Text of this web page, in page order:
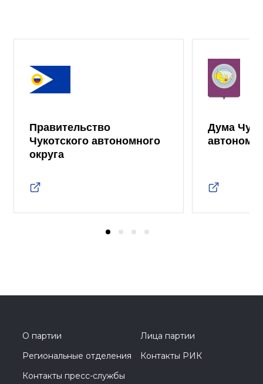
Правительство
Чукотского автономного
округа
Дума
О партии
Лица партии
Региональные отделения
Контакты РИК
Контакты пресс-службы